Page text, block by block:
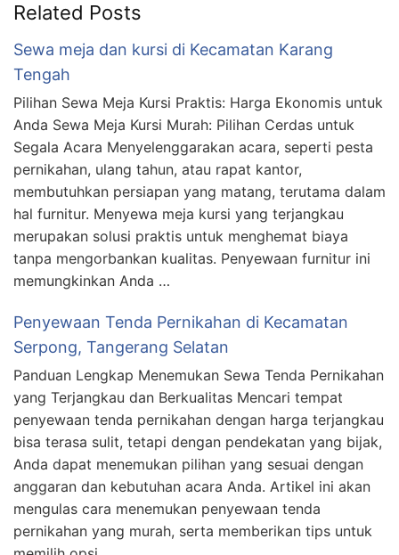
Related Posts
Sewa meja dan kursi di Kecamatan Karang
Tengah
Pilihan Sewa Meja Kursi Praktis: Harga Ekonomis untuk
Anda Sewa Meja Kursi Murah: Pilihan Cerdas untuk
Segala Acara Menyelenggarakan acara, seperti pesta
pernikahan, ulang tahun, atau rapat kantor,
membutuhkan persiapan yang matang, terutama dalam
hal furnitur. Menyewa meja kursi yang terjangkau
merupakan solusi praktis untuk menghemat biaya
tanpa mengorbankan kualitas. Penyewaan furnitur ini
memungkinkan Anda …
Penyewaan Tenda Pernikahan di Kecamatan
Serpong, Tangerang Selatan
Panduan Lengkap Menemukan Sewa Tenda Pernikahan
yang Terjangkau dan Berkualitas Mencari tempat
penyewaan tenda pernikahan dengan harga terjangkau
bisa terasa sulit, tetapi dengan pendekatan yang bijak,
Anda dapat menemukan pilihan yang sesuai dengan
anggaran dan kebutuhan acara Anda. Artikel ini akan
mengulas cara menemukan penyewaan tenda
pernikahan yang murah, serta memberikan tips untuk